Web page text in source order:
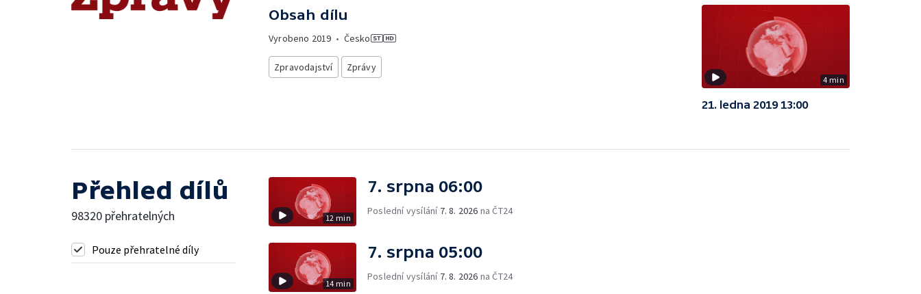
Obsah dílu
Vyrobeno 2019 • Česko
Zpravodajství Zprávy
4 min
21. ledna 2019 13:00
Přehled dílů
98320 přehratelných
Pouze přehratelné díly
12 min
7. srpna 06:00
Poslední vysílání 7. 8. 2026 na ČT24
14 min
7. srpna 05:00
Poslední vysílání 7. 8. 2026 na ČT24